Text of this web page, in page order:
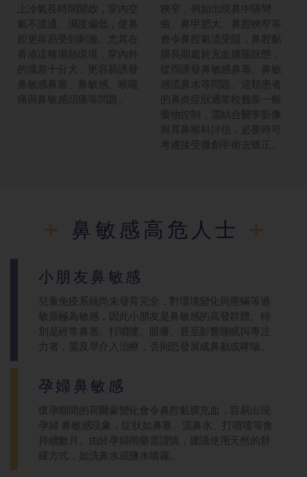
上冷氣長時間開啟，室內空
氣不流通、濕度偏低，使鼻
腔更容易受到刺激。尤其在
香港這種濕熱環境，穿內外
的溫差十分大，更容易誘發
鼻敏感鼻塞、鼻敏感、喉嚨
痛與鼻敏感頭痛等問題。
狹窄，例如出現鼻中隔彎
曲、鼻甲肥大、鼻腔狹窄等
會令鼻腔氣流受阻，鼻腔黏
膜長期處於充血腫脹狀態，
從而誘發鼻敏感鼻塞、鼻敏
感流鼻水等問題。這類患者
的鼻炎症狀通常較難靠一般
藥物控制，需結合醫學影像
與耳鼻喉科評估，必要時可
考慮接受微創手術去矯正。
鼻敏感高危人士
小朋友鼻敏感
兒童免疫系統尚未發育完全，對環境變化與塵蟎等過
敏原極為敏感，因此小朋友是鼻敏感的高發群體。特
別是經常鼻塞、打噴嚏、眼癢、甚至影響睡眠與專注
力者，需及早介入治療，否則恐發展成鼻鼽或哮喘。
孕婦鼻敏感
懷孕期間的荷爾蒙變化會令鼻腔黏膜充血，容易出現
孕婦 鼻敏感現象，症狀如鼻塞、流鼻水、打噴嚏等會
持續數月。由於孕婦用藥需謹慎，建議使用天然的舒
緩方式，如洗鼻水或鹽水噴霧。